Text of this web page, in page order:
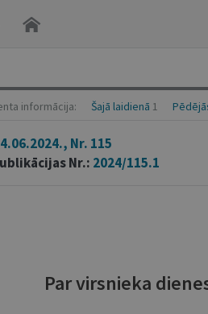
informācija: Šajā laidienā 1
Nr. 115
Nr.: 2024/115.1
Par virsnieka